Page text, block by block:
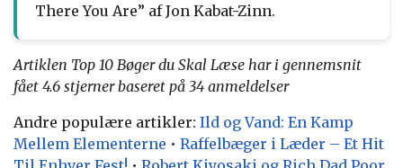
There You Are” af Jon Kabat-Zinn.
Artiklen Top 10 Bøger du Skal Læse har i gennemsnit
fået 4.6 stjerner baseret på 34 anmeldelser
Andre populære artikler: Ild og Vand: En Kamp
Mellem Elementerne • Raffelbæger i Læder – Et Hit